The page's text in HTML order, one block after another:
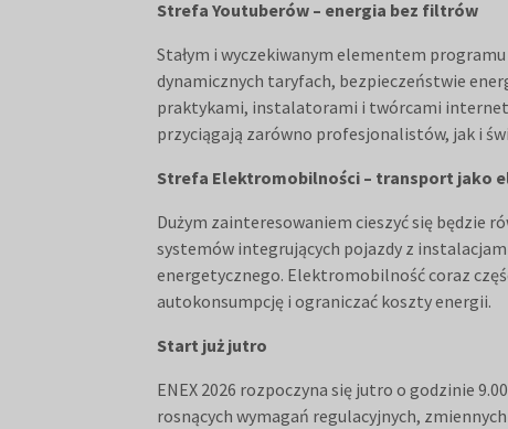
Strefa Youtuberów – energia bez filtrów
Stałym i wyczekiwanym elementem
dynamicznych taryfach, bezpieczeństwie
praktykami, instalatorami i twórcami
przyciągają zarówno profesjonalistów, jak i
Strefa Elektromobilności – transport jako
Dużym zainteresowaniem cieszyć się będzie
systemów integrujących pojazdy z
energetycznego. Elektromobilność coraz
autokonsumpcję i ograniczać koszty energii.
Start już jutro
ENEX 2026 rozpoczyna się jutro o godzinie
rosnących wymagań regulacyjnych,